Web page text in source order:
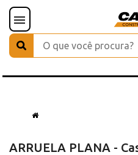
ARRUELA PLANA -